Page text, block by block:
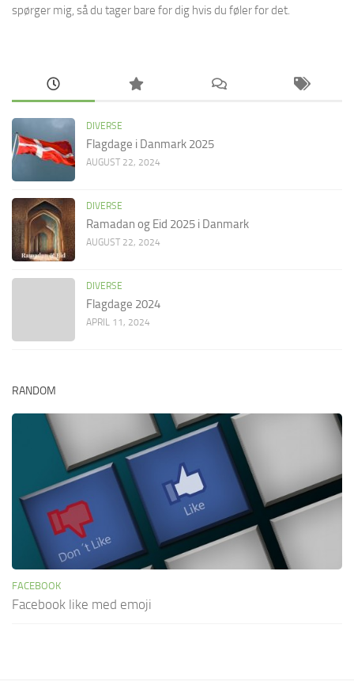
spørger mig, så du tager bare for dig hvis du føler for det.
DIVERSE
Flagdage i Danmark 2025
AUGUST 22, 2024
DIVERSE
Ramadan og Eid 2025 i Danmark
AUGUST 22, 2024
DIVERSE
Flagdage 2024
APRIL 11, 2024
RANDOM
FACEBOOK
Facebook like med emoji